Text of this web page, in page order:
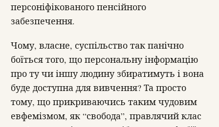
персоніфікованого пенсійного
забезпечення.
Чому, власне, суспільство так панічно
боїться того, що персональну інформацію
про ту чи іншу людину збиратимуть і вона
буде доступна для вивчення? Та просто
тому, що прикриваючись таким чудовим
евфемізмом, як “свобода”, правлячий клас